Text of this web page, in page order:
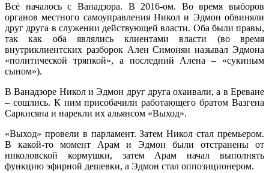
Всё началось с Ванадзора. В 2016-ом. Во время выборов
органов местного самоуправления Никол и Эдмон обвиняли
друг друга в служении действующей власти. Оба были правы,
так как оба являлись клиентами власти (во время
внутриклиентских разборок Ален Симонян называл Эдмона
«политической тряпкой», а последний Алена – «сукиным
сыном»).
В Ванадзоре Никол и Эдмон друг друга охаивали, а в Ереване
– сошлись. К ним присобачили работающего братом Вазгена
Саркисяна и нарекли их альянсом «Выход».
«Выход» провели в парламент. Затем Никол стал премьером.
В какой-то момент Арам и Эдмон были отстранены от
николовской кормушки, затем Арам начал выполнять
функцию эфирной дешевки, а Эдмон стал оппозиционером.